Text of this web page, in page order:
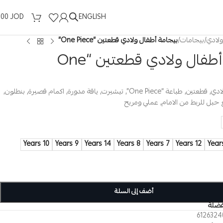
ENGLISH
JOD
ولادي/بيجامات/بيجامة أطفال ولادي قطعتين “One Piece”
بيجامة أطفال ولادي قطعتين “One
بيجامة اطفال ولادي, قطعتين, طباعة “One Piece”, تيشيرت, ياقة مدورة, اكمام قصيرة, بنطلون,
للربط من الامام, عملي ومريح
12 Years
7 Years
8 Years
14 Years
9 Years
10 Years
أضف إلى السلة